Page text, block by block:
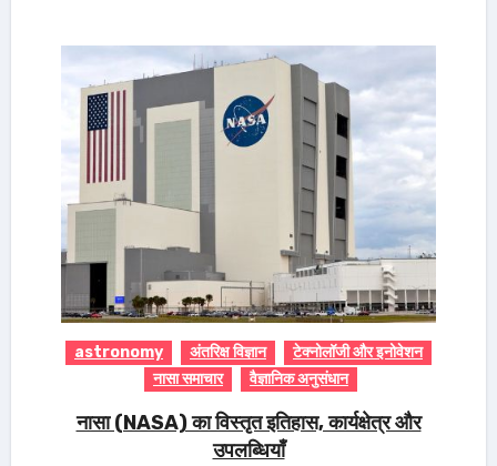
astronomy अंतरिक्ष विज्ञान
टेक्नोलॉजी और इनोवेशन
नासा समाचार
वैज्ञानिक अनुसंधान
नासा (NASA) का विस्तृत इतिहास, कार्यक्षेत्र और
उपलब्धियाँ